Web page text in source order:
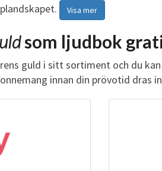
Visa mer
som ljudbok
guld i sitt sortiment och du
innan din prövotid dras